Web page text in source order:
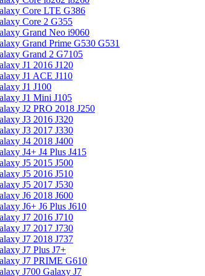
Core LTE G386
Core 2 G355
Grand Neo i9060
Grand Prime G530 G531
Grand 2 G7105
J1 2016 J120
J1 ACE J110
J1 J100
J1 Mini J105
J2 PRO 2018 J250
J3 2016 J320
J3 2017 J330
J4 2018 J400
J4+ J4 Plus J415
J5 2015 J500
J5 2016 J510
J5 2017 J530
J6 2018 J600
J6+ J6 Plus J610
J7 2016 J710
J7 2017 J730
J7 2018 J737
J7 Plus J7+
J7 PRIME G610
J700 Galaxy J7